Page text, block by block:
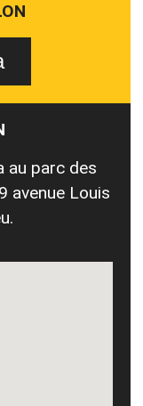
au parc des
avenue Louis